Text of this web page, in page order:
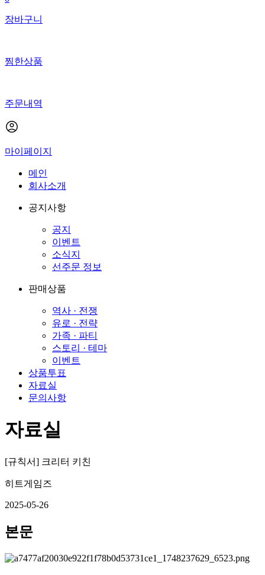
장바구니
찜한상품
주문내역
마이페이지
메인
회사소개
공지사항
공지
이벤트
소식지
선주문 정보
판매상품
역사 · 전쟁
유로 · 전략
가족 · 파티
스토리 · 테마
이벤트
상품투표
자료실
문의사항
자료실
[규칙서] 크리터 키친
히트게임즈
2025-05-26
본문